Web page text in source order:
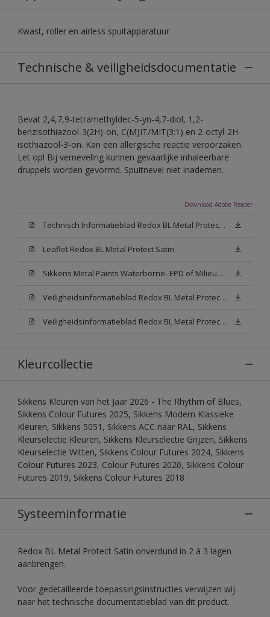
Kwast, roller en airless spuitapparatuur
Technische & veiligheidsdocumentatie
Bevat 2,4,7,9-tetramethyldec-5-yn-4,7-diol, 1,2-
benzisothiazool-3(2H)-on, C(M)IT/MIT(3:1) en 2-octyl-2H-
isothiazool-3-on. Kan een allergische reactie veroorzaken.
Let op! Bij verneveling kunnen gevaarlijke inhaleerbare
druppels worden gevormd. Spuitnevel niet inademen.
Download Adobe Reader
Technisch Informatieblad Redox BL Metal Protect (PDF)
Leaflet Redox BL Metal Protect Satin
Sikkens Metal Paints Waterborne- EPD of Milieuproductverklaring
Veiligheidsinformatieblad Redox BL Metal Protect Satin N00 (MSDS)
Veiligheidsinformatieblad Redox BL Metal Protect Satin White W05 (MSDS)
Kleurcollectie
Sikkens Kleuren van het Jaar 2026 - The Rhythm of Blues,
Sikkens Colour Futures 2025, Sikkens Modern Klassieke
Kleuren, Sikkens 5051, Sikkens ACC naar RAL, Sikkens
Kleurselectie Kleuren, Sikkens Kleurselectie Grijzen, Sikkens
Kleurselectie Witten, Sikkens Colour Futures 2024, Sikkens
Colour Futures 2023, Colour Futures 2020, Sikkens Colour
Futures 2019, Sikkens Colour Futures 2018
Systeeminformatie
Redox BL Metal Protect Satin onverdund in 2 à 3 lagen
aanbrengen.
Voor gedetailleerde toepassingsinstructies verwijzen wij
naar het technische documentatieblad van dit product.